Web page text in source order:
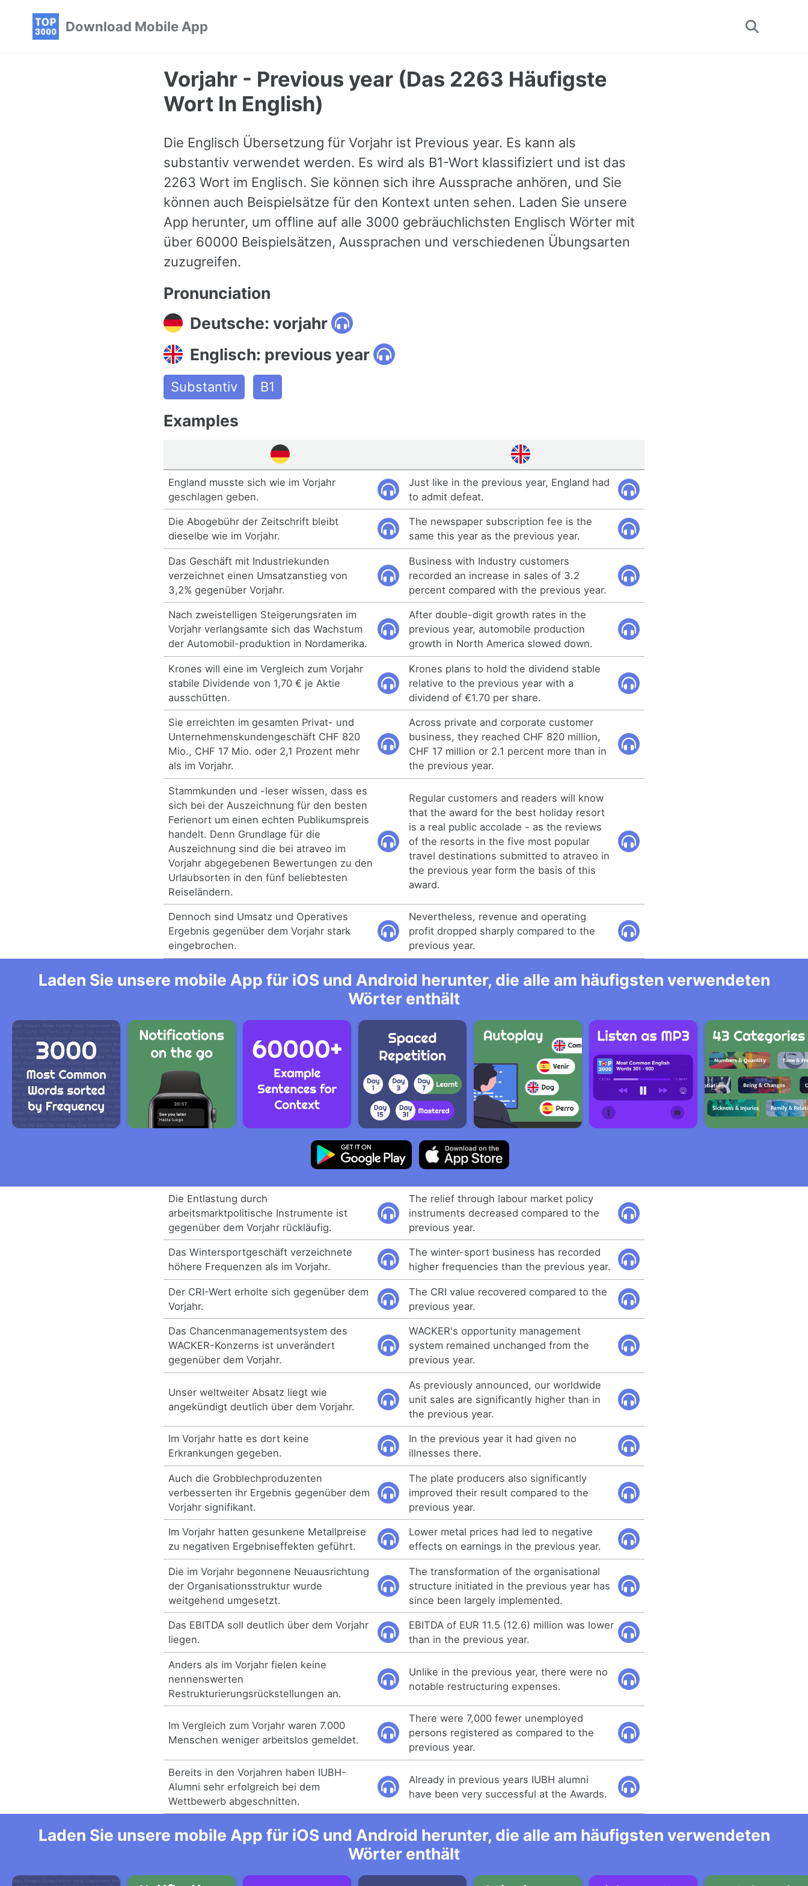
Download Mobile App
Toggle
Vorjahr - Previous year (Das 2263 Häufigste
Wort In English)
Die Englisch Übersetzung für Vorjahr ist Previous year. Es kann als
substantiv verwendet werden. Es wird als B1-Wort klassifiziert und ist das
2263 Wort im Englisch. Sie können sich ihre Aussprache anhören, und Sie
können auch Beispielsätze für den Kontext unten sehen. Laden Sie unsere
App herunter, um offline auf alle 3000 gebräuchlichsten Englisch Wörter mit
über 60000 Beispielsätzen, Aussprachen und verschiedenen Übungsarten
zuzugreifen.
Pronunciation
Deutsche: vorjahr
Englisch: previous year
Substantiv B1
Examples
England musste sich wie im Vorjahr
geschlagen geben.
Just like in the previous year, England had
to admit defeat.
Die Abogebühr der Zeitschrift bleibt
dieselbe wie im Vorjahr.
The newspaper subscription fee is the
same this year as the previous year.
Das Geschäft mit Industriekunden
verzeichnet einen Umsatzanstieg von
3,2% gegenüber Vorjahr.
Business with Industry customers
recorded an increase in sales of 3.2
percent compared with the previous year.
Nach zweistelligen Steigerungsraten im
Vorjahr verlangsamte sich das Wachstum
der Automobil-produktion in Nordamerika.
After double-digit growth rates in the
previous year, automobile production
growth in North America slowed down.
Krones will eine im Vergleich zum Vorjahr
stabile Dividende von 1,70 € je Aktie
ausschütten.
Krones plans to hold the dividend stable
relative to the previous year with a
dividend of €1.70 per share.
Sie erreichten im gesamten Privat- und
Unternehmenskundengeschäft CHF 820
Mio., CHF 17 Mio. oder 2,1 Prozent mehr
als im Vorjahr.
Across private and corporate customer
business, they reached CHF 820 million,
CHF 17 million or 2.1 percent more than in
the previous year.
Stammkunden und -leser wissen, dass es
sich bei der Auszeichnung für den besten
Ferienort um einen echten Publikumspreis
handelt. Denn Grundlage für die
Auszeichnung sind die bei atraveo im
Vorjahr abgegebenen Bewertungen zu den
Urlaubsorten in den fünf beliebtesten
Reiseländern.
Regular customers and readers will know
that the award for the best holiday resort
is a real public accolade - as the reviews
of the resorts in the five most popular
travel destinations submitted to atraveo in
the previous year form the basis of this
award.
Dennoch sind Umsatz und Operatives
Ergebnis gegenüber dem Vorjahr stark
eingebrochen.
Nevertheless, revenue and operating
profit dropped sharply compared to the
previous year.
Laden Sie unsere mobile App für iOS und Android herunter, die alle am häufigsten verwendeten
Wörter enthält
Die Entlastung durch
arbeitsmarktpolitische Instrumente ist
gegenüber dem Vorjahr rückläufig.
The relief through labour market policy
instruments decreased compared to the
previous year.
Das Wintersportgeschäft verzeichnete
höhere Frequenzen als im Vorjahr.
The winter-sport business has recorded
higher frequencies than the previous year.
Der CRI-Wert erholte sich gegenüber dem
Vorjahr.
The CRI value recovered compared to the
previous year.
Das Chancenmanagementsystem des
WACKER-Konzerns ist unverändert
gegenüber dem Vorjahr.
WACKER's opportunity management
system remained unchanged from the
previous year.
Unser weltweiter Absatz liegt wie
angekündigt deutlich über dem Vorjahr.
As previously announced, our worldwide
unit sales are significantly higher than in
the previous year.
Im Vorjahr hatte es dort keine
Erkrankungen gegeben.
In the previous year it had given no
illnesses there.
Auch die Grobblechproduzenten
verbesserten ihr Ergebnis gegenüber dem
Vorjahr signifikant.
The plate producers also significantly
improved their result compared to the
previous year.
Im Vorjahr hatten gesunkene Metallpreise
zu negativen Ergebniseffekten geführt.
Lower metal prices had led to negative
effects on earnings in the previous year.
Die im Vorjahr begonnene Neuausrichtung
der Organisationsstruktur wurde
weitgehend umgesetzt.
The transformation of the organisational
structure initiated in the previous year has
since been largely implemented.
Das EBITDA soll deutlich über dem Vorjahr
liegen.
EBITDA of EUR 11.5 (12.6) million was lower
than in the previous year.
Anders als im Vorjahr fielen keine
nennenswerten
Restrukturierungsrückstellungen an.
Unlike in the previous year, there were no
notable restructuring expenses.
Im Vergleich zum Vorjahr waren 7.000
Menschen weniger arbeitslos gemeldet.
There were 7,000 fewer unemployed
persons registered as compared to the
previous year.
Bereits in den Vorjahren haben IUBH-
Alumni sehr erfolgreich bei dem
Wettbewerb abgeschnitten.
Already in previous years IUBH alumni
have been very successful at the Awards.
Laden Sie unsere mobile App für iOS und Android herunter, die alle am häufigsten verwendeten
Wörter enthält